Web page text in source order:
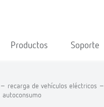
Productos Soporte
recarga de vehículos eléctricos –
autoconsumo